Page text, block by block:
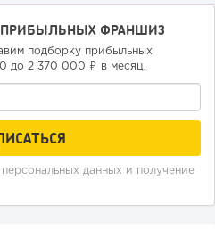
0
лучшие мероприятия месяца
ПРИБЫЛЬНЫХ ФРАНШИЗ
подборку прибыльных
до 2 370 000 ₽ в месяц.
персональных данных и получение